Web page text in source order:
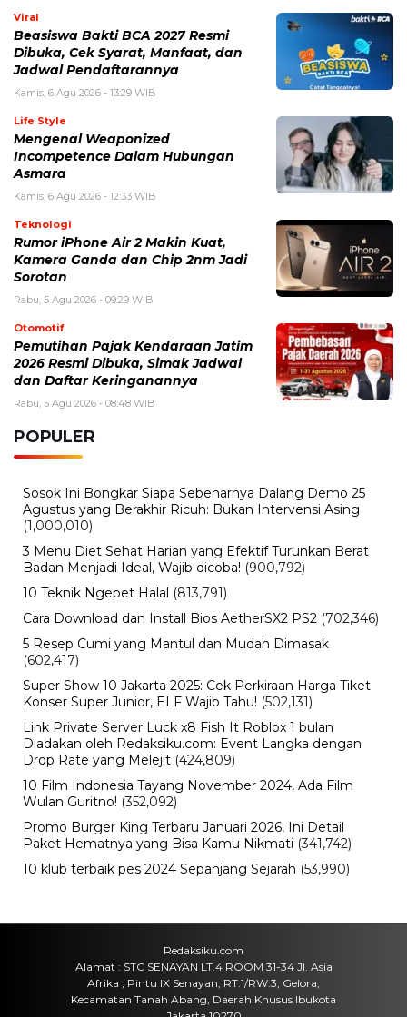
Rabu, 5 Agustus 2026 - 08:48 WIB
Pemutihan Pajak Kendaraan Jatim 2026 Resmi Dibuka,
Simak Jadwal dan Daftar Keringanannya
Pameran Otomotif 2026 Terbaru, Jadwal, Mobil Baru,
dan Tren Kendaraan Masa Depan
Baru untuk Akhir Pekan, Cek Rute Detailnya
Sabtu, 1 Agustus 2026 - 09:51 WIB
BYD Seal Terbakar, Ini Kronologi dan Fakta Kasus Mobil
Listrik yang Disorot
Senin, 27 Juli 2026 - 13:55 WIB
Suzuki Brezza Terbaru 2026 Resmi Jadi Sorotan, SUV
BERITA TERBARU
Viral
2026, Cek Besaran Tarif untuk Semua
Golongan
Kamis, 6 Agu 2026 - 13:50 WIB
Viral
Beasiswa Bakti BCA 2027 Resmi
Dibuka, Cek Syarat, Manfaat, dan
Jadwal Pendaftarannya
Kamis, 6 Agu 2026 - 13:29 WIB
Life Style
Mengenal Weaponized
Incompetence Dalam Hubungan
Asmara
Kamis, 6 Agu 2026 - 12:33 WIB
Teknologi
Sorotan
Pemutihan Pajak Kendaraan Jatim
2026 Resmi Dibuka, Simak Jadwal